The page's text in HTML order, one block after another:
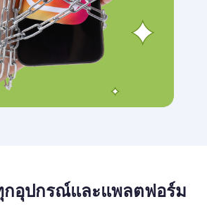
กอุปกรณ์และแพลตฟอร์ม